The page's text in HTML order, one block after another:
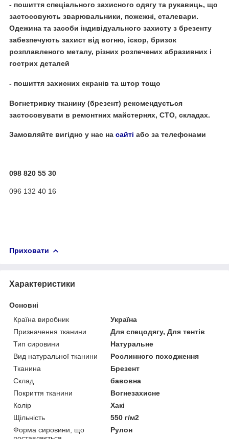
- пошиття спеціального захисного одягу та рукавиць, що
застосовують зварювальники, пожежні, сталевари.
Одежина та засоби індивідуального захисту з брезенту
забезпечують захист від вогню, іскор, бризок
розплавленого металу, різних розпечених абразивних і
гострих деталей
- пошиття захисних екранів та штор тощо
Вогнетривку тканину (брезент) рекомендується
застосовувати в ремонтних майстернях, СТО, складах.
Замовляйте вигідно у нас на сайті або за телефонами
098 820 55 30
096 132 40 16
Приховати
Характеристики
Основні
Країна виробник
Україна
Призначення тканини
Для спецодягу, Для тентів
Тип сировини
Натуральне
Вид натуральної тканини
Рослинного походження
Тканина
Брезент
Склад
бавовна
Покриття тканини
Вогнезахисне
Колір
Хакі
Щільність
550 г/м2
Форма сировини, що
Рулон